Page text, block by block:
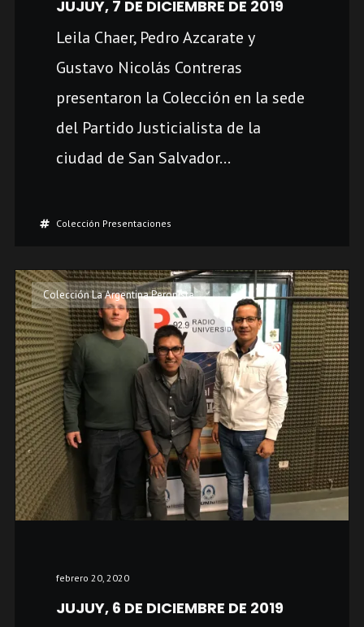
JUJUY, 7 DE DICIEMBRE DE 2019
Leila Chaer, Pedro Azcarate y
Gustavo Nicolás Contreras
presentaron la Colección en la sede
del Partido Justicialista de la
ciudad de San Salvador...
Colección Presentaciones
Colección La Argentina Peronista
febrero 20, 2020
JUJUY, 6 DE DICIEMBRE DE 2019